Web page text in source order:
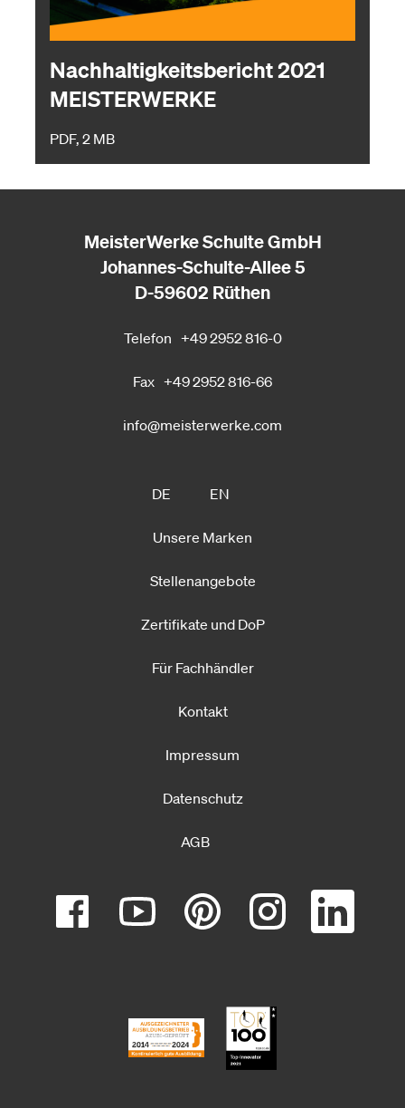
Nachhaltigkeitsbericht 2021
MEISTERWERKE
PDF, 2 MB
MeisterWerke Schulte GmbH
Johannes-Schulte-Allee 5
D-59602 Rüthen
Telefon +49 2952 816-0
Fax +49 2952 816-66
info@meisterwerke.com
DE EN
Unsere Marken
Stellenangebote
Zertifikate und DoP
Für Fachhändler
Kontakt
Impressum
Datenschutz
AGB